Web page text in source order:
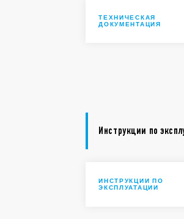
ТЕХНИЧЕСКАЯ
ДОКУМЕНТАЦИЯ
Инструкции по
ИНСТРУКЦИИ ПО
ЭКСПЛУАТАЦИИ